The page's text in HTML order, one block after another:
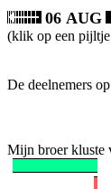
06 AUG
(klik op een pijltje
De deelnemers
Mijn broer kluste